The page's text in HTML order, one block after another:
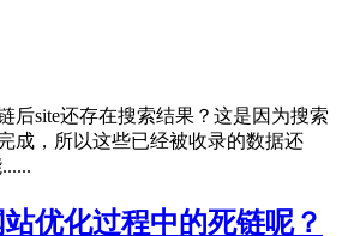
后site还存在搜索结果？这是因为搜索
成，所以这些已经被收录的数据还
优化过程中的死链呢？